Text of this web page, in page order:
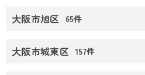
大阪市旭区 65件
大阪市城東区 157件